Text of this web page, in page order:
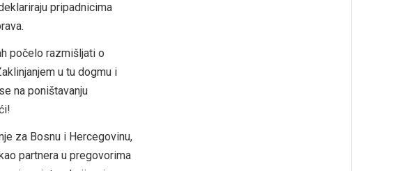
pripadnicima
počelo razmišljati o
u tu dogmu i
na poništavanju
za Bosnu i Hercegovinu,
partnera u pregovorima